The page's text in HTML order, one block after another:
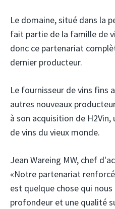
Le domaine, situé dans la
fait partie de la famille de
donc ce partenariat
dernier producteur.
Le fournisseur de vins fins
autres nouveaux
à son acquisition de
de vins du vieux monde.
Jean Wareing MW, chef
«Notre partenariat
est quelque chose qui
profondeur et une qualité